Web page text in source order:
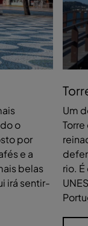
o
por
e a
belas
irá sentir-
Um
rio.